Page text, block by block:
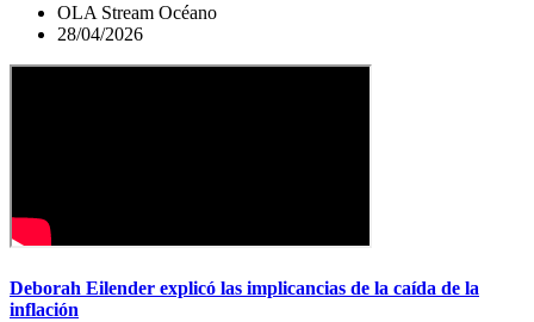
OLA Stream Océano
28/04/2026
Deborah Eilender explicó las implicancias de la caída de la
inflación